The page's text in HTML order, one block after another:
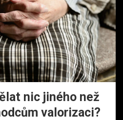
nic jiného než
valorizaci?